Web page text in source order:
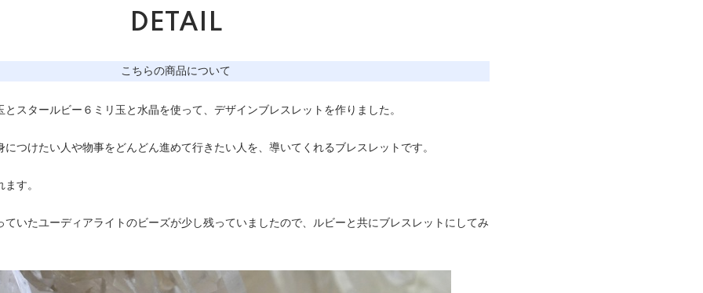
DETAIL
こちらの商品について
スタールビー６ミリ玉と水晶を使って、デザインブレスレットを作りました。
つけたい人や物事をどんどん進めて行きたい人を、導いてくれるブレスレットです。
す。
ていたユーディアライトのビーズが少し残っていましたので、ルビーと共にブレスレットにしてみ